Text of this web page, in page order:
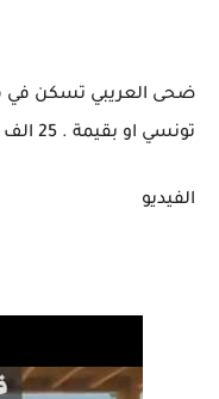
تونسي او بقيمة . 25 الف دولار الليلة الواحدة .
الفيديو